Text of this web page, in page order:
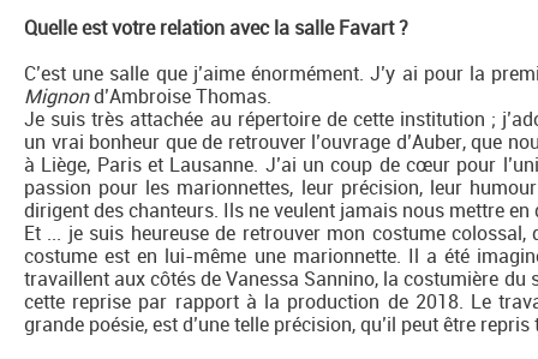
Quelle est votre relation avec la salle Favart ?
C’est une salle que j’aime énormément. J’y ai pour la
Mignond’Ambroise Thomas.
Je suis très attachée au répertoire de cette institution ;
un vrai bonheur que de retrouver l’ouvrage d’Auber, que
à Liège, Paris et Lausanne. J’ai un coup de cœur pour
passion pour les marionnettes, leur précision, leur
dirigent des chanteurs. Ils ne veulent jamais nous mettre en
Et ... je suis heureuse de retrouver mon costume colossal,
costume est en lui-même une marionnette. Il a été
travaillent aux côtés de Vanessa Sannino, la costumière du
cette reprise par rapport à la production de 2018. Le
grande poésie, est d’une telle précision, qu’il peut être